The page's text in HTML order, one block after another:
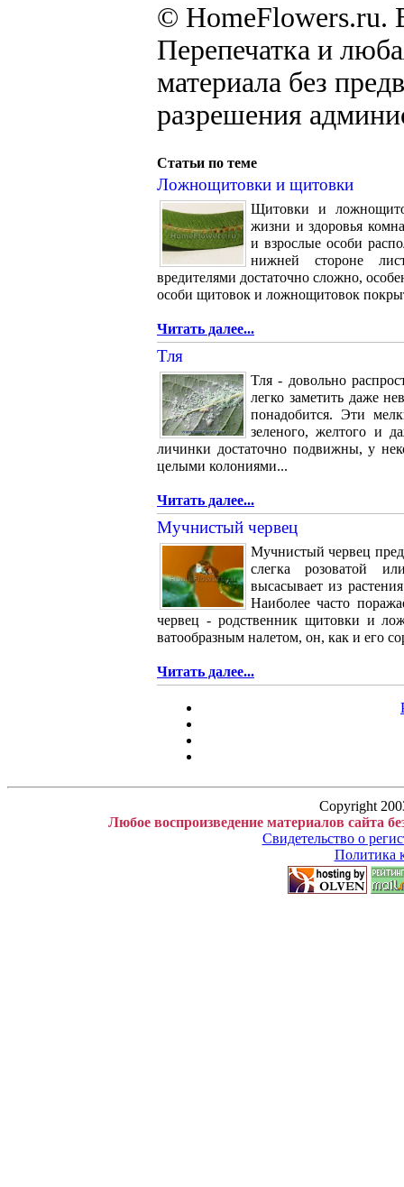
© HomeFlowers.ru.
Перепечатка и
материала без
разрешения
Статьи по теме
Ложнощитовки и щитовки
Щитовки и
жизни и здоровья
и взрослые особи
нижней стороне
вредителями достаточно сложно,
особи щитовок и ложнощитовок
Читать далее...
Тля
Тля - довольно
легко заметить даже
понадобится. Эти
зеленого, желтого и
личинки достаточно подвижны, у
целыми колониями...
Читать далее...
Мучнистый червец
Мучнистый червец
слегка розоватой
высасывает из
Наиболее часто
червец - родственник щитовки и
ватообразным налетом, он, как и его
Читать далее...
Copyright
Любое воспроизведение материалов сайта
Свидетельство о
Политика